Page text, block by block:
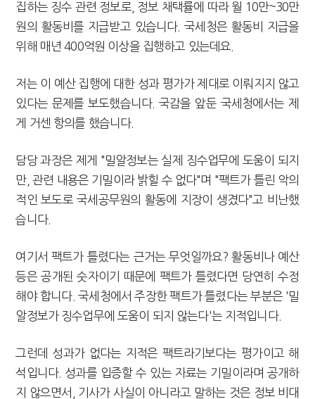
집하는 징수 관련 정보로, 정보 채택률에 따라 월 10만~30만
원의 활동비를 지급받고 있습니다. 국세청은 활동비 지급을
위해 매년 400억원 이상을 집행하고 있는데요.
저는 이 예산 집행에 대한 성과 평가가 제대로 이뤄지지 않고
있다는 문제를 보도했습니다. 국감을 앞둔 국세청에서는 제
게 거센 항의를 했습니다.
담당 과장은 제게 "밀알정보는 실제 징수업무에 도움이 되지
만, 관련 내용은 기밀이라 밝힐 수 없다"며 "팩트가 틀린 악의
적인 보도로 국세공무원의 활동에 지장이 생겼다"고 비난했
습니다.
여기서 팩트가 틀렸다는 근거는 무엇일까요? 활동비나 예산
등은 공개된 숫자이기 때문에 팩트가 틀렸다면 당연히 수정
해야 합니다. 국세청에서 주장한 팩트가 틀렸다는 부분은 '밀
알정보가 징수업무에 도움이 되지 않는다'는 지적입니다.
그런데 성과가 없다는 지적은 팩트라기보다는 평가이고 해
석입니다. 성과를 입증할 수 있는 자료는 기밀이라며 공개하
지 않으면서, 기사가 사실이 아니라고 말하는 것은 정보 비대